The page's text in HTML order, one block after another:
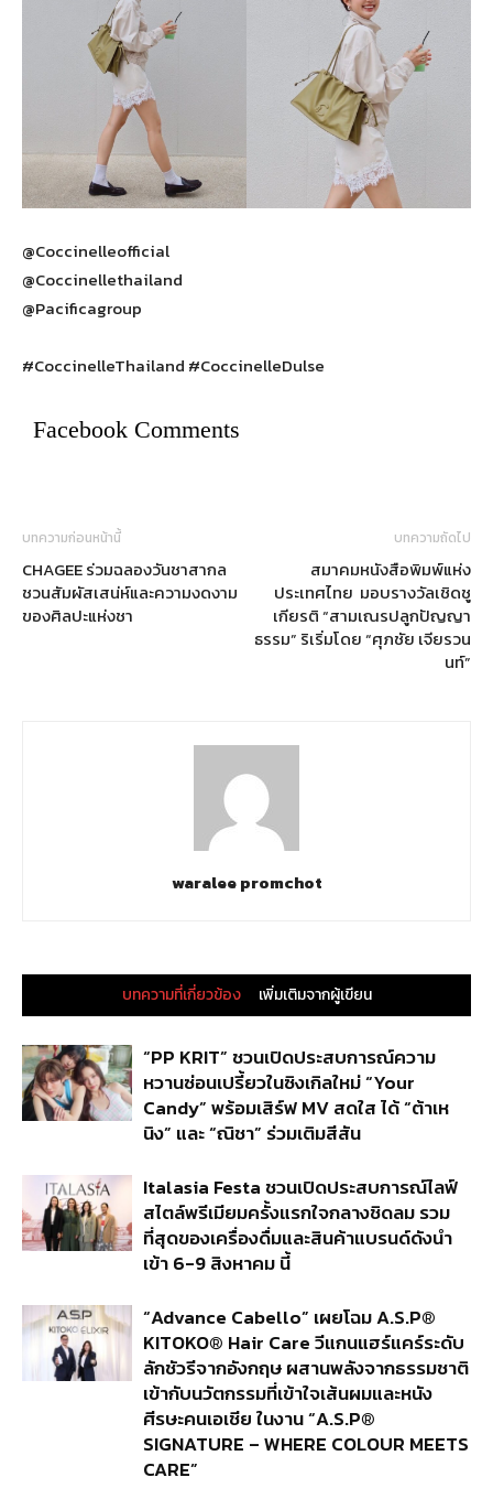
@Coccinelleofficial
@Coccinellethailand
@Pacificagroup
#CoccinelleThailand #CoccinelleDulse
Facebook Comments
บทความก่อนหน้านี้
CHAGEE ร่วมฉลองวันชาสากล
ชวนสัมผัสเสน่ห์และความงดงาม
ของศิลปะแห่งชา
บทความถัดไป
สมาคมหนังสือพิมพ์แห่ง
ประเทศไทย มอบรางวัลเชิดชู
เกียรติ “สามเณรปลูกปัญญา
ธรรม” ริเริ่มโดย “ศุภชัย เจียรวน
นท์”
waralee promchot
บทความที่เกี่ยวข้อง เพิ่มเติมจากผู้เขียน
“PP KRIT” ชวนเปิดประสบการณ์ความ
หวานซ่อนเปรี้ยวในซิงเกิลใหม่ “Your
Candy” พร้อมเสิร์ฟ MV สดใส ได้ “ต้าเห
นิง” และ “ณิชา” ร่วมเติมสีสัน
Italasia Festa ชวนเปิดประสบการณ์ไลฟ์
สไตล์พรีเมียมครั้งแรกใจกลางชิดลม รวม
ที่สุดของเครื่องดื่มและสินค้าแบรนด์ดังนำ
เข้า 6-9 สิงหาคม นี้
“Advance Cabello” เผยโฉม A.S.P®
KITOKO® Hair Care วีแกนแฮร์แคร์ระดับ
ลักชัวรีจากอังกฤษ ผสานพลังจากธรรมชาติ
เข้ากับนวัตกรรมที่เข้าใจเส้นผมและหนัง
ศีรษะคนเอเชีย ในงาน “A.S.P®
SIGNATURE – WHERE COLOUR MEETS
CARE”